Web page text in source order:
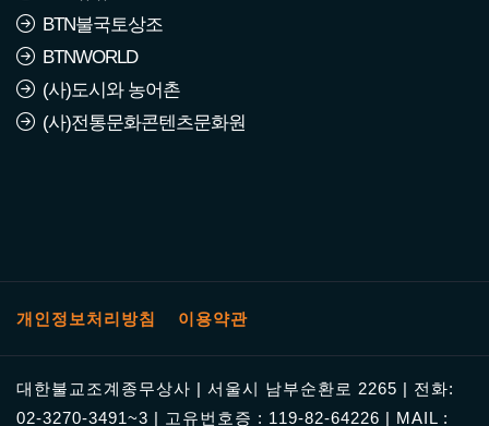
BTN불국토상조
BTNWORLD
(사)도시와 농어촌
(사)전통문화콘텐츠문화원
개인정보처리방침 이용약관
대한불교조계종무상사 | 서울시 남부순환로 2265 | 전화:
02-3270-3491~3 | 고유번호증 : 119-82-64226 | MAIL :